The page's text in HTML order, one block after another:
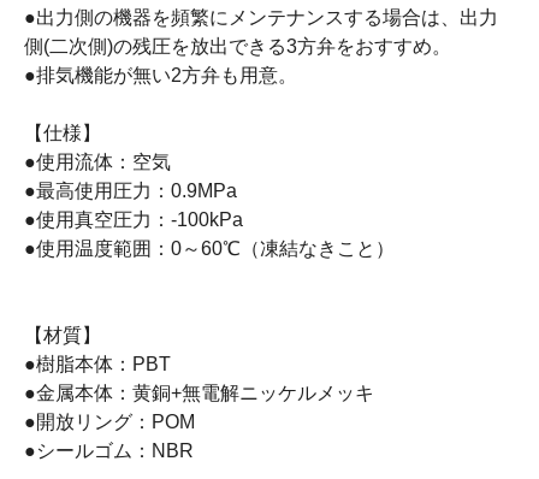
●出力側の機器を頻繁にメンテナンスする場合は、出力
側(二次側)の残圧を放出できる3方弁をおすすめ。
●排気機能が無い2方弁も用意。
【仕様】
●使用流体：空気
●最高使用圧力：0.9MPa
●使用真空圧力：-100kPa
●使用温度範囲：0～60℃（凍結なきこと）
【材質】
●樹脂本体：PBT
●金属本体：黄銅+無電解ニッケルメッキ
●開放リング：POM
●シールゴム：NBR